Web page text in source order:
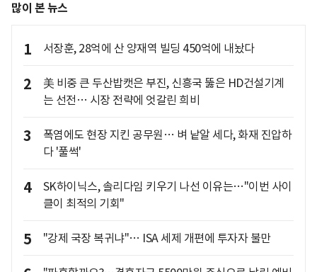
많이 본 뉴스
1 서장훈, 28억에 산 양재역 빌딩 450억에 내놨다
2
美 비중 큰 두산밥캣은 부진, 신흥국 뚫은 HD건설기계
는 선전… 시장 전략에 엇갈린 희비
3
폭염에도 현장 지킨 공무원… 벼 낱알 세다, 화재 진압하
다 '풀썩'
4
SK하이닉스, 솔리다임 키우기 나선 이유는…"이번 사이
클이 최적의 기회"
5 "강제 국장 복귀냐"… ISA 세제 개편에 투자자 불만